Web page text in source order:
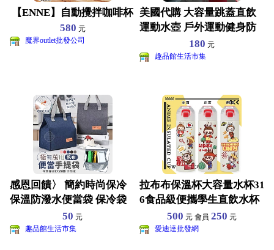
【ENNE】自動攪拌咖啡杯
580 元
魔界outlet批發公司
美國代購 大容量跳蓋直飲
運動水壺 戶外運動健身防
摔吸管水杯水壺1.5L
180 元
趣品館生活市集
感恩回饋〉 簡約時尚保冷
保溫防潑水便當袋 保冷袋
保溫袋 手提袋 帆布
50 元
趣品館生活市集
拉布布保溫杯大容量水杯31
6食品級便攜學生直飲水杯
個性INS500ML
500 元 會員250 元
愛迪達批發網